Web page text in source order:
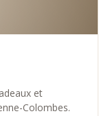
et
Colombes.